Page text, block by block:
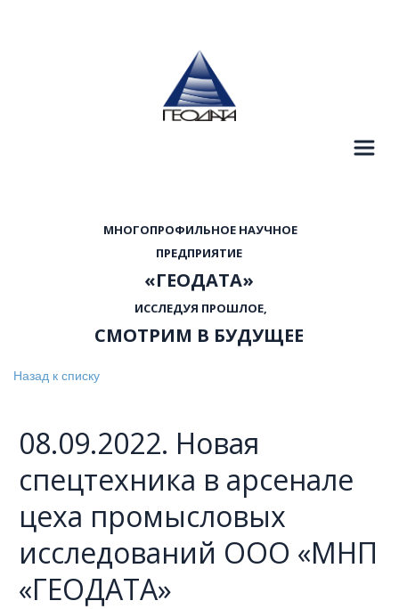
  МНОГОПРОФИЛЬНОЕ НАУЧНОЕ
ПРЕДПРИЯТИЕ
«ГЕОДАТА»
  ИССЛЕДУЯ ПРОШЛОЕ,
СМОТРИМ В БУДУЩЕЕ
Назад к списку
08.09.2022. Новая
спецтехника в арсенале
цеха промысловых
исследований ООО «МНП
«ГЕОДАТА»